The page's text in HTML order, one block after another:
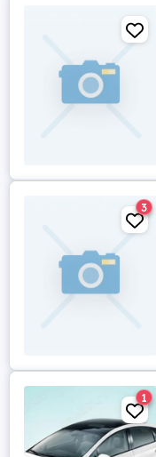
3
1